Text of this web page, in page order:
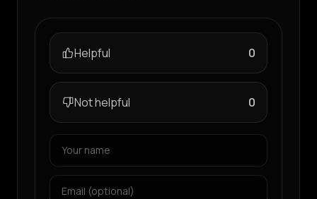
Helpful 0
Not helpful 0